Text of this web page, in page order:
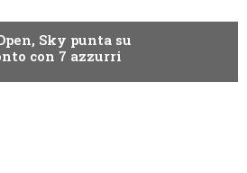
Sky punta su
con 7 azzurri